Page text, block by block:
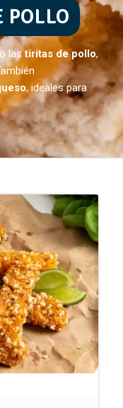
POLLO
lastiritas de pollo,
, ideales para